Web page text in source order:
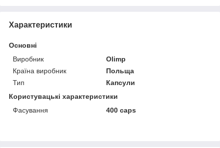
Характеристики
Основні
Виробник
Olimp
Країна виробник
Польща
Тип
Капсули
Користувацькі характеристики
Фасування
400 caps